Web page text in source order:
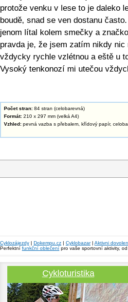
protože venku v lese to je daleko
boudě, snad se ven dostanu
jenom lítal kolem smečky a
pravda je, že jsem zatím nikdy
vždycky rychle vzlétnou a eště u
Vysoký tenkonozí mi utečou
Počet stran: 84 stran (celobarevná)
Formát: 210 x 297 mm (velká A4)
Vzhled: pevná vazba s přebalem, křídový papír,
Cyklozájezdy | Dokempu.cz | Cyklobazar| Aktivni
Perfektní funkční oblečení pro vaše sportovní aktivity, od
Cykloturistika